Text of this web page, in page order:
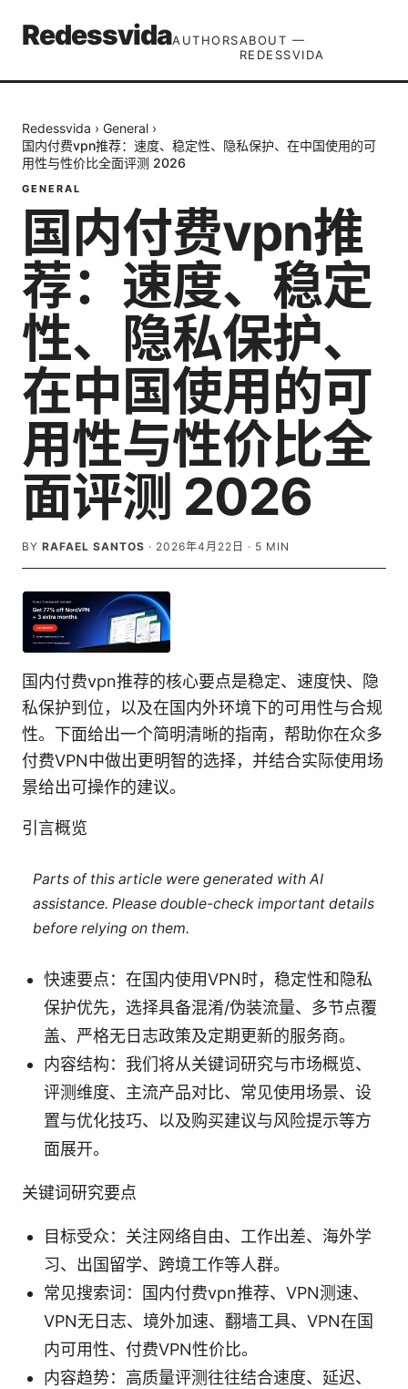
RedessvidaAUTHORSABOUT —
REDESSVIDA
Redessvida › General ›
国内付费vpn推荐：速度、稳定性、隐私保护、在中国使用的可
用性与性价比全面评测 2026
GENERAL
国内付费vpn推
荐：速度、稳定
性、隐私保护、
在中国使用的可
用性与性价比全
面评测 2026
BY RAFAEL SANTOS · 2026年4月22日 · 5 MIN
国内付费vpn推荐的核心要点是稳定、速度快、隐
私保护到位，以及在国内外环境下的可用性与合规
性。下面给出一个简明清晰的指南，帮助你在众多
付费VPN中做出更明智的选择，并结合实际使用场
景给出可操作的建议。
引言概览
Parts of this article were generated with AI
assistance. Please double-check important details
before relying on them.
快速要点：在国内使用VPN时，稳定性和隐私
保护优先，选择具备混淆/伪装流量、多节点覆
盖、严格无日志政策及定期更新的服务商。
内容结构：我们将从关键词研究与市场概览、
评测维度、主流产品对比、常见使用场景、设
置与优化技巧、以及购买建议与风险提示等方
面展开。
关键词研究要点
目标受众：关注网络自由、工作出差、海外学
习、出国留学、跨境工作等人群。
常见搜索词：国内付费vpn推荐、VPN测速、
VPN无日志、境外加速、翻墙工具、VPN在国
内可用性、付费VPN性价比。
内容趋势：高质量评测往往结合速度、延迟、